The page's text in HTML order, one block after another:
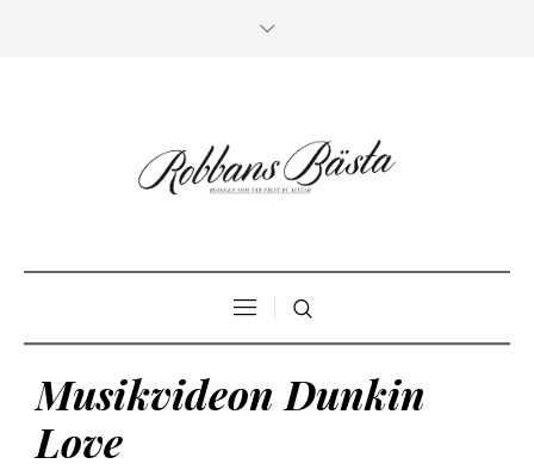
Musikvideon Dunkin
Love